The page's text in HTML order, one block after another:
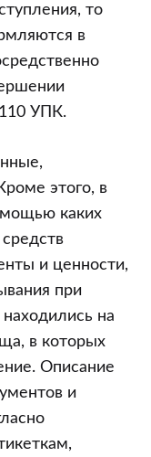
то
в
110 УПК.
этого, в
каких
и ценности,
при
на
в которых
Описание
и